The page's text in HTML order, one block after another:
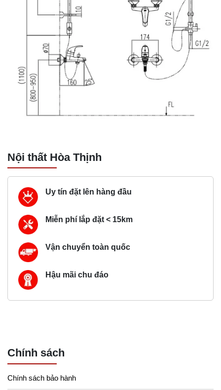
Nội thất Hòa Thịnh
Uy tín đặt lên hàng đầu
Miễn phí lắp đặt < 15km
Vận chuyển toàn quốc
Hậu mãi chu đáo
Chính sách
Chính sách bảo hành